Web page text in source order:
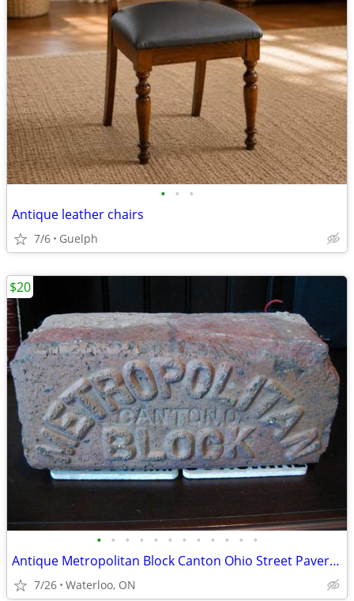
• • •
Antique leather chairs
7/6 Guelph
• • • • • • • • • • • •
Antique Metropolitan Block Canton Ohio Street Paver Brick Marker Paver
7/26 Waterloo, ON
$20